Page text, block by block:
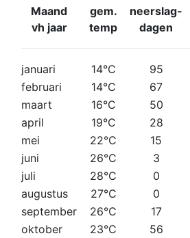
Maand
vh jaar
gem.
temp
neerslag-
dagen
januari 14°C 95
februari
14°C 67
maart
16°C 50
april
19°C 28
mei
22°C 15
juni
26°C 3
juli
28°C 0
augustus
27°C 0
september
26°C 17
oktober
23°C 56